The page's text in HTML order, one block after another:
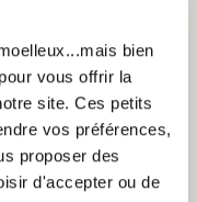
bien
vous offrir la
site. Ces petits
vos préférences,
proposer des
d'accepter ou de
/
à l’inscription**